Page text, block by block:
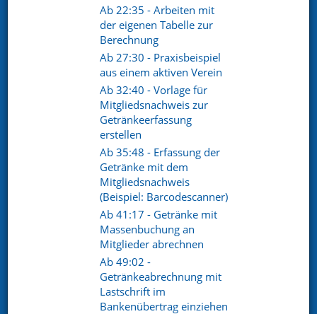
Ab 22:35 - Arbeiten mit
der eigenen Tabelle zur
Berechnung
Ab 27:30 - Praxisbeispiel
aus einem aktiven Verein
Ab 32:40 - Vorlage für
Mitgliedsnachweis zur
Getränkeerfassung
erstellen
Ab 35:48 - Erfassung der
Getränke mit dem
Mitgliedsnachweis
(Beispiel: Barcodescanner)
Ab 41:17 - Getränke mit
Massenbuchung an
Mitglieder abrechnen
Ab 49:02 -
Getränkeabrechnung mit
Lastschrift im
Bankenübertrag einziehen
Telefon. +49 (0) 8721 / 50648-89
info@netxp-verein.de
Vereinsverwaltung
Mitgliederverwaltung
Finanzverwaltung
Kommunikation /
Schriftverkehr
Referenzen